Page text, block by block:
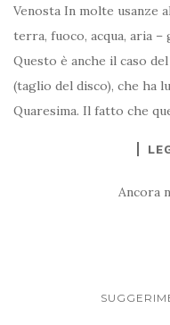
Venosta In molte usanze
terra, fuoco, acqua, aria
Questo è anche il caso
(taglio del disco), che ha
Quaresima. Il fatto che
Ancora